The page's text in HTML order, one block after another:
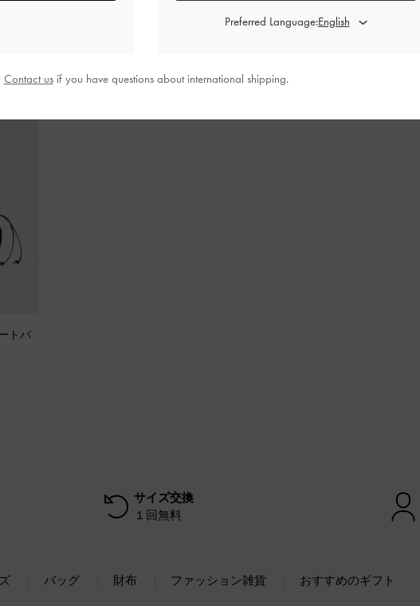
トバ
サイズ交換
１回無料
バッグ 財布 ファッション雑貨 おすすめのギフト
Preferred Language:
Contact usif you have questions about international shipping.